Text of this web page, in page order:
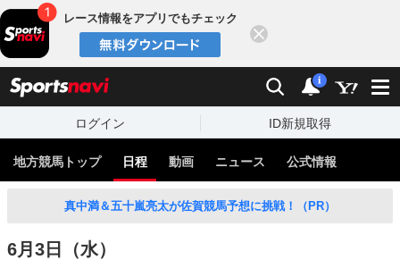
レース情報をアプリでもチェック
検索 通知
i
ログイン ID新規取得
地方競馬トップ 日程 動画 ニュース 公式情報
真中満＆五十嵐亮太が佐賀競馬予想に挑戦！（PR）
6月3日（水）